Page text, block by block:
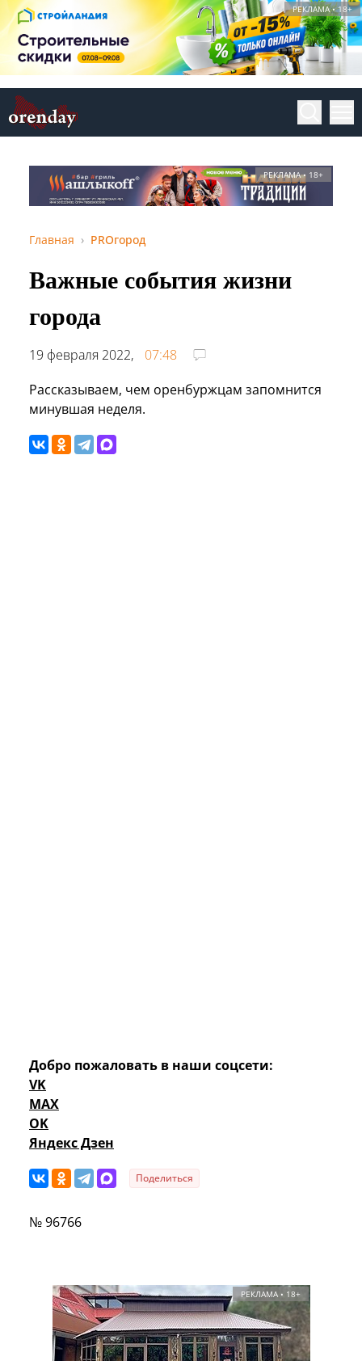
РЕКЛАМА • 18+
РЕКЛАМА • 18+
Главная PROгород
Важные события жизни
города
19 февраля 2022,
07:48
Рассказываем, чем оренбуржцам запомнится
минувшая неделя.
Добро пожаловать в наши соцсети:
VK
MAX
OK
Яндекс Дзен
Поделиться
№ 96766
РЕКЛАМА • 18+